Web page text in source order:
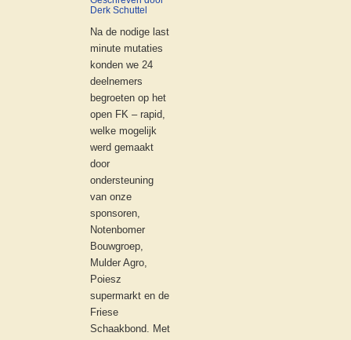
Derk Schuttel
Na de nodige last
minute mutaties
konden we 24
deelnemers
begroeten op het
open FK – rapid,
welke mogelijk
werd gemaakt
door
ondersteuning
van onze
sponsoren,
Notenbomer
Bouwgroep,
Mulder Agro,
Poiesz
supermarkt en de
Friese
Schaakbond. Met